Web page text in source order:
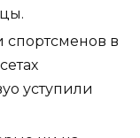
спортсменов в
уступили